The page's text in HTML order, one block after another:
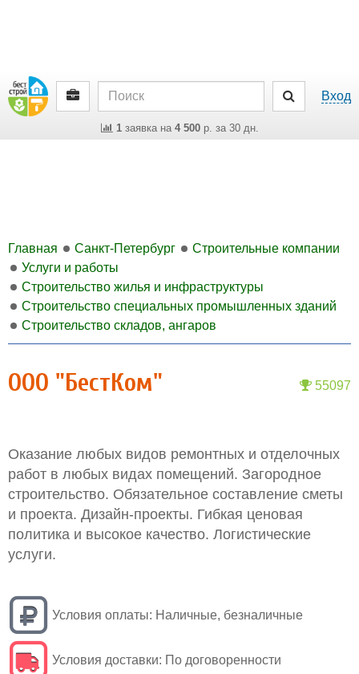
Вход
1заявка на 4 500р. за 30 дн.
Главная Санкт-Петербург
Строительные компании
Услуги и работы
Строительство жилья и инфраструктуры
Строительство специальных промышленных зданий
Строительство складов, ангаров
55097
ООО "БестКом"
Оказание любых видов ремонтных и отделочных
работ в любых видах помещений. Загородное
строительство. Обязательное составление сметы
и проекта. Дизайн-проекты. Гибкая ценовая
политика и высокое качество. Логистические
услуги.
Условия оплаты: Наличные, безналичные
Условия доставки: По договоренности